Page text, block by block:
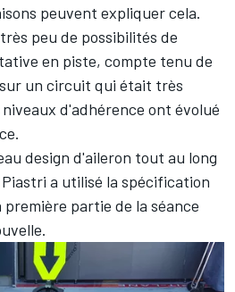
peuvent expliquer cela.
peu de possibilités de
en piste, compte tenu de
un circuit qui était très
d'adhérence ont évolué
design d'aileron tout au long
a utilisé la spécification
partie de la séance